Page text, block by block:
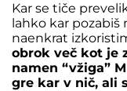
Kar se tiče
lahko kar pozabiš
naenkrat
obrok več kot je
namen “vžiga”
gre kar v nič, ali